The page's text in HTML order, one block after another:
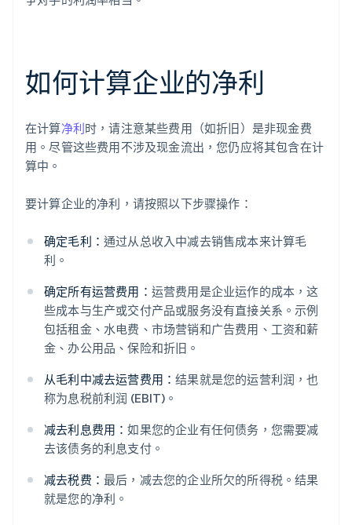
如何计算企业的净利
在计算净利时，请注意某些费用（如折旧）是非现金费
用。尽管这些费用不涉及现金流出，您仍应将其包含在计
算中。
要计算企业的净利，请按照以下步骤操作：
确定毛利： 通过从总收入中减去销售成本来计算毛
利。
确定所有运营费用： 运营费用是企业运作的成本，这
些成本与生产或交付产品或服务没有直接关系。示例
包括租金、水电费、市场营销和广告费用、工资和薪
金、办公用品、保险和折旧。
从毛利中减去运营费用：结果就是您的运营利润，也
称为息税前利润 (EBIT)。
减去利息费用：如果您的企业有任何债务，您需要减
去该债务的利息支付。
减去税费： 最后，减去您的企业所欠的所得税。结果
就是您的净利。